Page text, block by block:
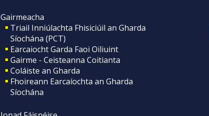
Gairmeacha
Triail Inniúlachta Fhisiciúil an Gharda
Síochána (PCT)
Earcaiocht Garda Faoi Oiliuint
Gairme - Ceisteanna Coitianta
Coláiste an Gharda
Fhoireann Earcaíochta an Gharda
Síochána